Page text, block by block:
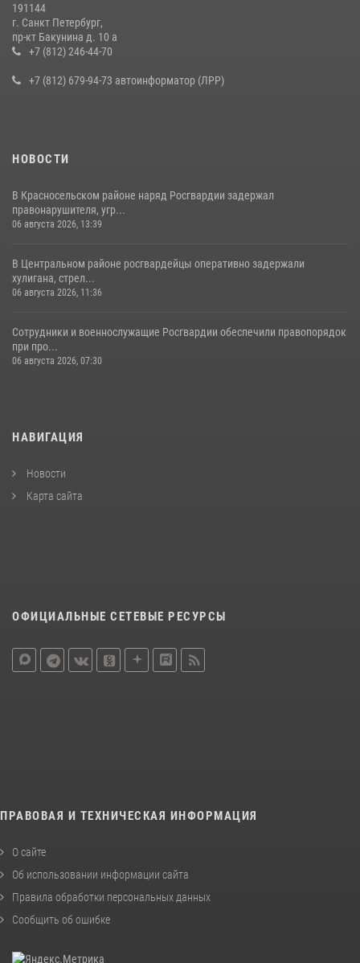
В Ленобласти сотрудники Росгвардии провели встречу с
воспитанниками детского клуба «Умные каникулы»
191144
г. Санкт Петербург,
пр-кт Бакунина д. 10 а
+7 (812) 246-44-70
+7 (812) 679-94-73 автоинформатор (ЛРР)
НОВОСТИ
В Красносельском районе наряд Росгвардии задержал
правонарушителя, угр...
06 августа 2026, 13:39
В Центральном районе росгвардейцы оперативно задержали
хулигана, стрел...
06 августа 2026, 11:36
Сотрудники и военнослужащие Росгвардии обеспечили правопорядок
при про...
06 августа 2026, 07:30
НАВИГАЦИЯ
Новости
Карта сайта
ОФИЦИАЛЬНЫЕ СЕТЕВЫЕ РЕСУРСЫ
ПРАВОВАЯ И ТЕХНИЧЕСКАЯ ИНФОРМАЦИЯ
О сайте
Об использовании информации сайта
Правила обработки персональных данных
Сообщить об ошибке